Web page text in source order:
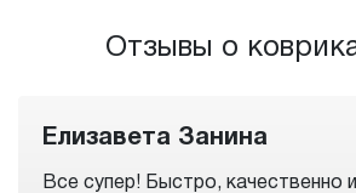
Отзывы о
Елизавета Занина
Все супер! Быстро, качественно